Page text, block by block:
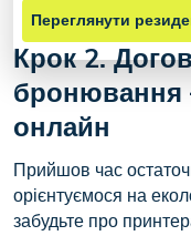
Переглянути
Крок 2.
бронювання
онлайн
Прийшов час
орієнтуємося на
забудьте про